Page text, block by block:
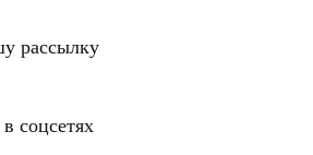
рассылку
соцсетях